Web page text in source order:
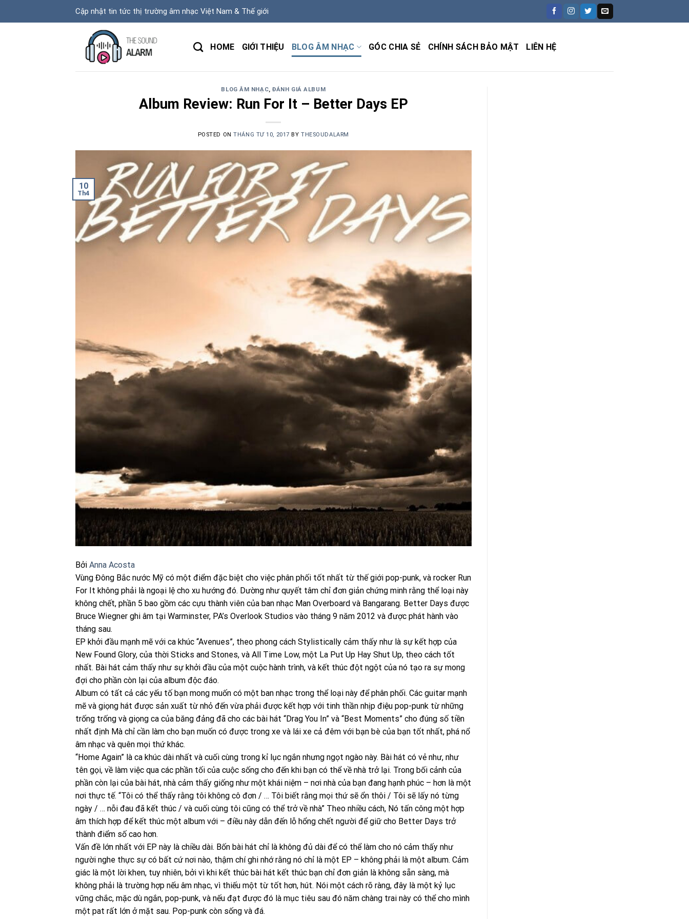
Cập nhật tin tức thị trường âm nhạc Việt Nam & Thế giới
HOME GIỚI THIỆU BLOG ÂM NHẠC GÓC CHIA SẺ CHÍNH SÁCH BẢO MẬT LIÊN HỆ
BLOG ÂM NHẠC,ĐÁNH GIÁ ALBUM
Album Review: Run For It – Better Days EP
POSTED ONTHÁNG TƯ 10, 2017 BYTHESOUDALARM
10
Th4
Bởi Anna Acosta
Vùng Đông Bắc nước Mỹ có một điểm đặc biệt cho việc phân phối tốt nhất từ ​​thế giới pop-punk, và rocker Run
For It không phải là ngoại lệ cho xu hướng đó. Dường như quyết tâm chỉ đơn giản chứng minh rằng thể loại này
không chết, phần 5 bao gồm các cựu thành viên của ban nhạc Man Overboard và Bangarang. Better Days được
Bruce Wiegner ghi âm tại Warminster, PA’s Overlook Studios vào tháng 9 năm 2012 và được phát hành vào
tháng sau.
EP khởi đầu mạnh mẽ với ca khúc “Avenues”, theo phong cách Stylistically cảm thấy như là sự kết hợp của
New Found Glory, của thời Sticks and Stones, và All Time Low, một La Put Up Hay Shut Up, theo cách tốt
nhất. Bài hát cảm thấy như sự khởi đầu của một cuộc hành trình, và kết thúc đột ngột của nó tạo ra sự mong
đợi cho phần còn lại của album độc đáo.
Album có tất cả các yếu tố bạn mong muốn có một ban nhạc trong thể loại này để phân phối. Các guitar mạnh
mẽ và giọng hát được sản xuất từ ​​nhỏ đến vừa phải được kết hợp với tinh thần nhịp điệu pop-punk từ những
trống trống và giọng ca của băng đảng đã cho các bài hát “Drag You In” và “Best Moments” cho đúng số tiền
nhất định Mà chỉ cần làm cho bạn muốn có được trong xe và lái xe cả đêm với bạn bè của bạn tốt nhất, phá nổ
âm nhạc và quên mọi thứ khác.
“Home Again” là ca khúc dài nhất và cuối cùng trong kỉ lục ngắn nhưng ngọt ngào này. Bài hát có vẻ như, như
tên gọi, về làm việc qua các phần tối của cuộc sống cho đến khi bạn có thể về nhà trở lại. Trong bối cảnh của
phần còn lại của bài hát, nhà cảm thấy giống như một khái niệm – nơi nhà của bạn đang hạnh phúc – hơn là một
nơi thực tế. “Tôi có thể thấy rằng tôi không cô đơn / … Tôi biết rằng mọi thứ sẽ ổn thôi / Tôi sẽ lấy nó từng
ngày / … nỗi đau đã kết thúc / và cuối cùng tôi cũng có thể trở về nhà” Theo nhiều cách, Nó tấn công một hợp
âm thích hợp để kết thúc một album với – điều này dẫn đến lỗ hổng chết người để giữ cho Better Days trở
thành điểm số cao hơn.
Vấn đề lớn nhất với EP này là chiều dài. Bốn bài hát chỉ là không đủ dài để có thể làm cho nó cảm thấy như
người nghe thực sự có bất cứ nơi nào, thậm chí ghi nhớ rằng nó chỉ là một EP – không phải là một album. Cảm
giác là một lời khen, tuy nhiên, bởi vì khi kết thúc bài hát kết thúc bạn chỉ đơn giản là không sẵn sàng, mà
không phải là trường hợp nếu âm nhạc, vì thiếu một từ tốt hơn, hút. Nói một cách rõ ràng, đây là một kỷ lục
vững chắc, mặc dù ngắn, pop-punk, và nếu đạt được đó là mục tiêu sau đó năm chàng trai này có thể cho mình
một pat rất lớn ở mặt sau. Pop-punk còn sống và đá.